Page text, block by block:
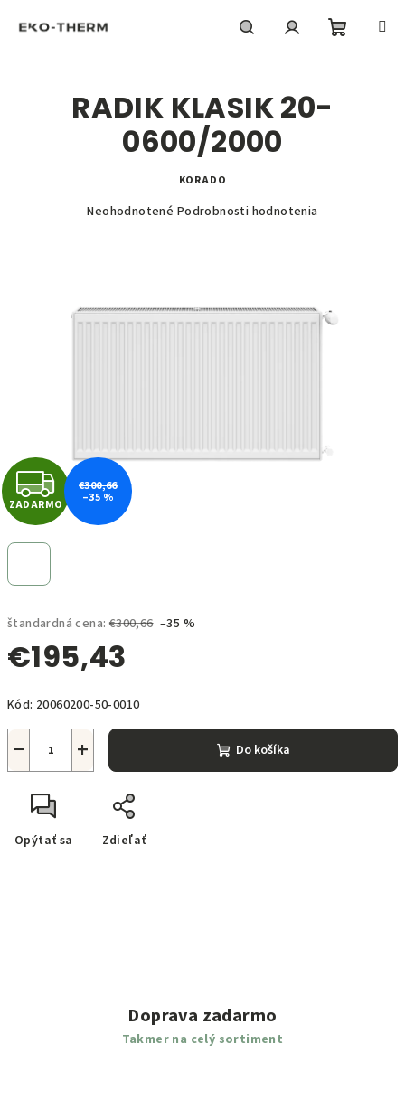
štandardná cena: €300,66 –35 %
€195,43
cena:
Kód: 20060200-50-0010
+
− Do košíka
Opýtať sa Zdieľať
RADIK KLASIK 20-
0600/2000
KORADO
Priemerné
5
Neohodnotené Podrobnosti hodnotenia
Z
A
R
M
O
ZADARMO
€300,66
–35 %
Doprava zadarmo
Takmer na celý sortiment